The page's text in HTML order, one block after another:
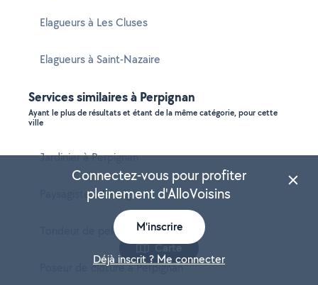
Elagueurs à Les Cluses
Elagueurs à Saint-Nazaire
Services similaires à Perpignan
Ayant le plus de résultats et étant de la même catégorie, pour cette
ville
Jardinier à Perpignan
Paysagiste à Perpignan
Tondeur de pelouse à Perpignan
Poseur de clôture à Perpignan
Carte
Connectez-vous pour profiter
pleinement d'AlloVoisins
M'inscrire
Déjà inscrit ? Me connecter